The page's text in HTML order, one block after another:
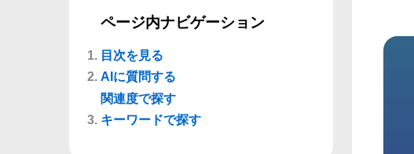
ページ内ナビゲーション
目次を見る
AIに質問する
関連度で探す
キーワードで探す